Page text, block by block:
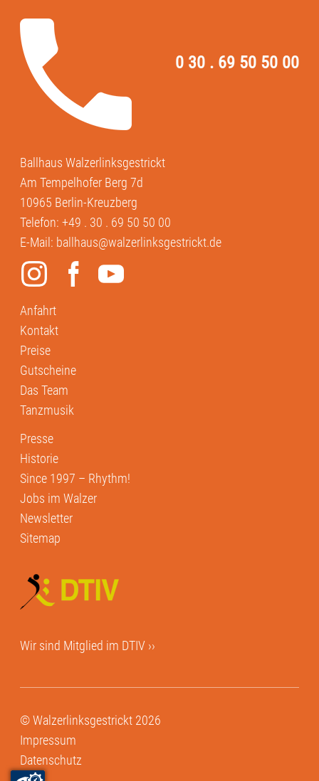
0 30 . 69 50 50 00
Ballhaus Walzerlinksgestrickt
Am Tempelhofer Berg 7d
10965 Berlin-Kreuzberg
Telefon:+49 . 30 . 69 50 50 00
E-Mail: ballhaus@walzerlinksgestrickt.de
Anfahrt
Kontakt
Preise
Gutscheine
Das Team
Tanzmusik
Presse
Historie
Since 1997 – Rhythm!
Jobs im Walzer
Newsletter
Sitemap
Wir sind Mitglied im DTIV ››
© Walzerlinksgestrickt 2026
Impressum
Datenschutz